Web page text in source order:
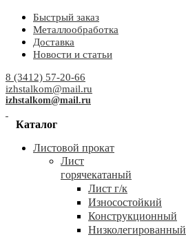
Быстрый заказ
Металлообработка
Доставка
Новости и статьи
8 (3412) 57-20-66
izhstalkom@mail.ru
izhstalkom@mail.ru
Каталог
Листовой прокат
Лист
горячекатаный
Лист г/к
Износостойкий
Конструкционный
Низколегированный